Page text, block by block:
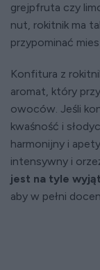
grejpfruta czy
nut, rokitnik ma
przypominać
Konfitura z
aromat, który
owoców. Jeśli
kwaśność i
harmonijny i
intensywny i
jest na tyle
aby w pełni